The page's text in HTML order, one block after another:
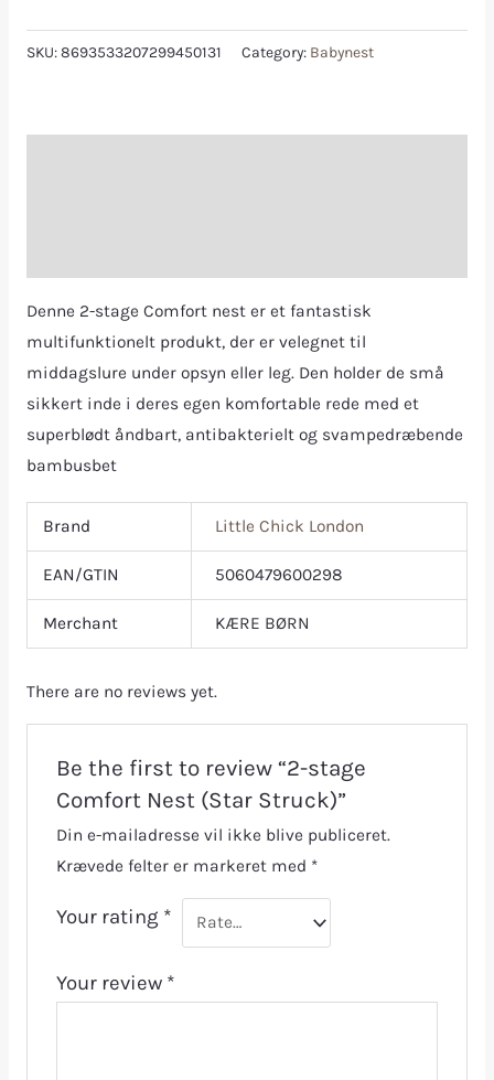
SKU:8693533207299450131 Category: Babynest
Denne 2-stage Comfort nest er et fantastisk
multifunktionelt produkt, der er velegnet til
middagslure under opsyn eller leg. Den holder de små
sikkert inde i deres egen komfortable rede med et
superblødt åndbart, antibakterielt og svampedræbende
bambusbet
Brand Little Chick London
EAN/GTIN 5060479600298
Merchant KÆRE BØRN
There are no reviews yet.
Be the first to review “2-stage
Comfort Nest (Star Struck)”
Din e-mailadresse vil ikke blive publiceret.
Krævede felter er markeret med *
Your rating *
Your review *